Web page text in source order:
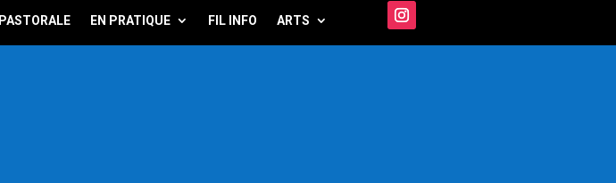
PASTORALE EN PRATIQUE FIL INFO ARTS